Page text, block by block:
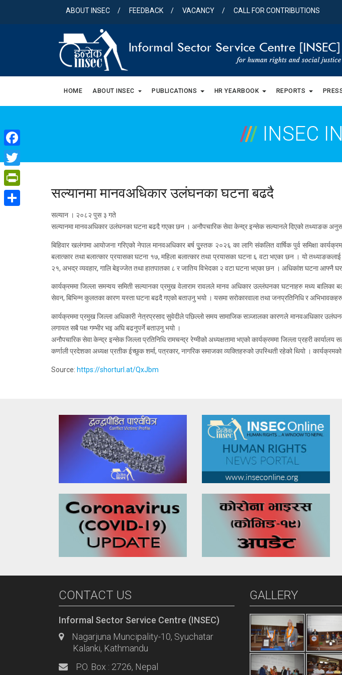
ABOUT INSEC FEEDBACK VACANCY CALL FOR CONTRIBUTIONS
HOME ABOUT INSEC PUBLICATIONS HR YEARBOOK REPORTS
///INSEC
सल्यानमा मानवअधिकार उलंघनका घटना बढदै
सल्यान । २०८२ पुस ३ गते
सल्यानमा मानवअधिकार उलंघनका घटना बढदै गएका छन । अनौपचारिक सेवा केन्द्र इन्सेक सल्यानले दिएको तथ्याङक
बिहिवार खलंगामा आयोजना गरिएको नेपाल मानवअधिकार बर्ष पुुस्तक २०२६ का लागि संकलित वार्षिक पुर्व समिक्षा
बलात्कार तथा बलात्कार प्रयासका घटना १७, महिला बलात्कार तथा प्रयासका घटना ६ वटा भएका छन । यो
२१, अभद्र व्यवहार, गालि बेइज्जेत तथा हातपातका ८ र जातिय विभेदका २ वटा घटना भएका छन । अधिकांश घटना आफ्नै
कार्यक्रममा जिल्ला समन्वय समिती सल्यानका प्रमुख वेलाराम रावलले मानव अधिकार उल्लंघनका घटनाहरु मध्य बालिका
सेवन, बिभिन्न कुलतका कारण यस्ता घटना बढदै गएको बताउनु भयो । यसमा सरोकारवाला तथा जनप्रतिनिधि र अभिभावकहरु
कार्यक्रममा प्रमुख जिल्ला अधिकारी नेत्रप्रसाद सुवेदीले पछिल्लो समय सामाजिक सञ्जालका कारणले मानवअधिकार
लगायत सबै पक्ष गम्भीर भइ अघि बढनुपर्ने बताउनु भयो ।
अनौपचारिक सेवा केन्द्र इन्सेक जिल्ला प्रतिनिधि रामचन्द्र रेग्मीको अध्यक्षतामा भएको कार्यक्रममा जिल्ला प्रहरी
कर्णाली प्रदेशका अध्यक्ष प्रतीक ईच्छुक शर्मा, पत्रकार, नागरिक समाजका व्यक्तिहरुको उपस्थिती रहेको थियो ।
Source: https://shorturl.at/QxJbm
CONTACT US
Informal Sector Service Centre (INSEC)
Nagarjuna Muncipality-10, Syuchatar
Kalanki, Kathmandu
P.O. Box : 2726, Nepal
GALLERY
Facebook
Twitter
PrintFriendly